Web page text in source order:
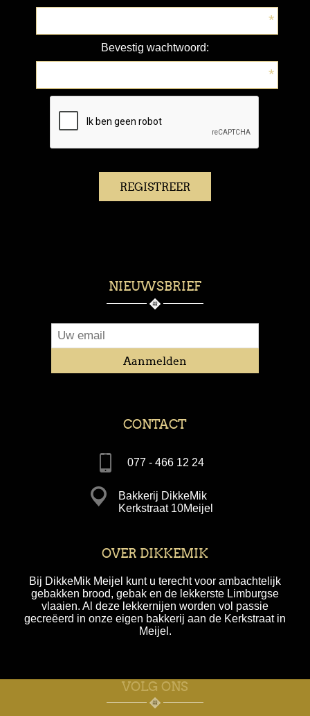
*
Bevestig wachtwoord:
*
NIEUWSBRIEF
CONTACT
077 - 466 12 24
Bakkerij DikkeMik
Kerkstraat 10Meijel
OVER DIKKEMIK
Bij DikkeMik Meijel kunt u terecht voor ambachtelijk
gebakken brood, gebak en de lekkerste Limburgse
vlaaien. Al deze lekkernijen worden vol passie
gecreëerd in onze eigen bakkerij aan de Kerkstraat in
Meijel.
VOLG ONS